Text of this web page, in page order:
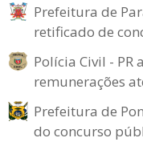
Prefeitura de
retificado de
Polícia Civil -
remunerações
Prefeitura de
do concurso